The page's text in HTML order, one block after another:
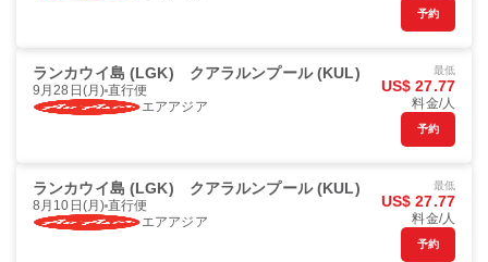
予約
ランカウイ島 (LGK) クアラルンプール (KUL)
9月28日(月) 直行便
エアアジア
最低
US$ 27.77
料金/人
予約
ランカウイ島 (LGK) クアラルンプール (KUL)
8月10日(月) 直行便
エアアジア
最低
US$ 27.77
料金/人
予約